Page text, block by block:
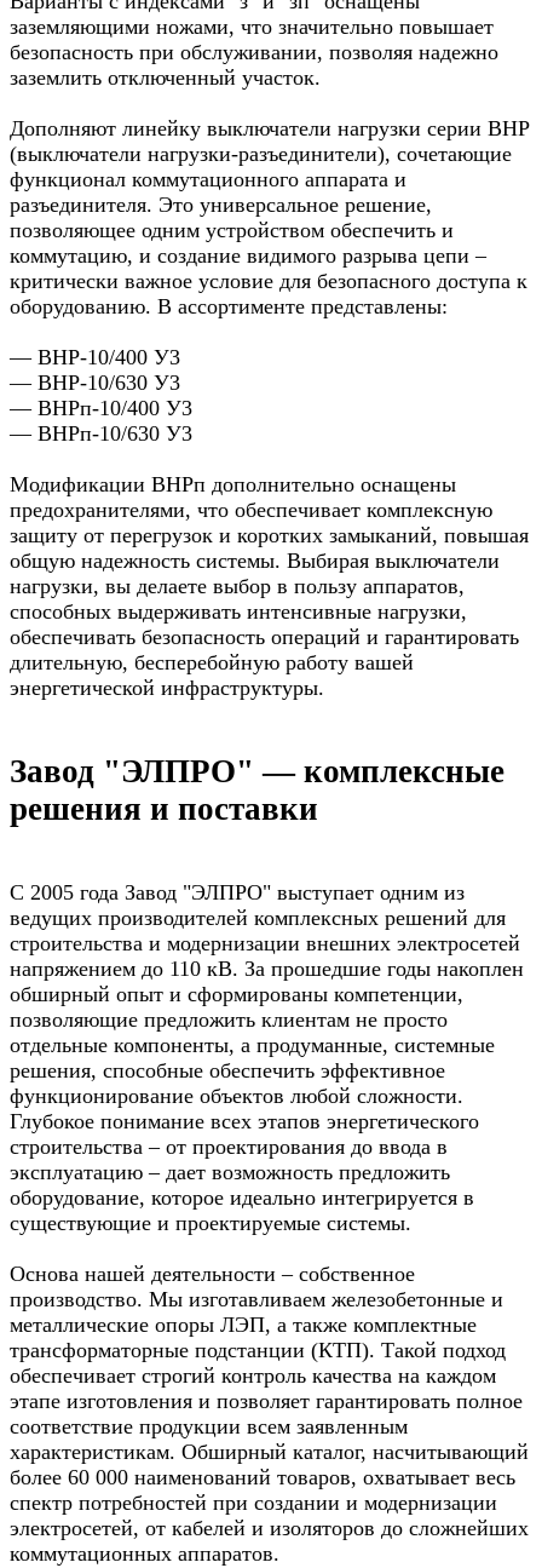
заземляющими ножами, что значительно повышает
безопасность при обслуживании, позволяя надежно
заземлить отключенный участок.
Дополняют линейку выключатели нагрузки серии ВНР
(выключатели нагрузки-разъединители), сочетающие
функционал коммутационного аппарата и
разъединителя. Это универсальное решение,
позволяющее одним устройством обеспечить и
коммутацию, и создание видимого разрыва цепи –
критически важное условие для безопасного доступа к
оборудованию. В ассортименте представлены:
— ВНР-10/400 У3
— ВНР-10/630 У3
— ВНРп-10/400 У3
— ВНРп-10/630 У3
Модификации ВНРп дополнительно оснащены
предохранителями, что обеспечивает комплексную
защиту от перегрузок и коротких замыканий, повышая
общую надежность системы. Выбирая выключатели
нагрузки, вы делаете выбор в пользу аппаратов,
способных выдерживать интенсивные нагрузки,
обеспечивать безопасность операций и гарантировать
длительную, бесперебойную работу вашей
энергетической инфраструктуры.
Завод "ЭЛПРО" — комплексные
решения и поставки
С 2005 года Завод "ЭЛПРО" выступает одним из
ведущих производителей комплексных решений для
строительства и модернизации внешних электросетей
напряжением до 110 кВ. За прошедшие годы накоплен
обширный опыт и сформированы компетенции,
позволяющие предложить клиентам не просто
отдельные компоненты, а продуманные, системные
решения, способные обеспечить эффективное
функционирование объектов любой сложности.
Глубокое понимание всех этапов энергетического
строительства – от проектирования до ввода в
эксплуатацию – дает возможность предложить
оборудование, которое идеально интегрируется в
существующие и проектируемые системы.
Основа нашей деятельности – собственное
производство. Мы изготавливаем железобетонные и
металлические опоры ЛЭП, а также комплектные
трансформаторные подстанции (КТП). Такой подход
обеспечивает строгий контроль качества на каждом
этапе изготовления и позволяет гарантировать полное
соответствие продукции всем заявленным
характеристикам. Обширный каталог, насчитывающий
более 60 000 наименований товаров, охватывает весь
спектр потребностей при создании и модернизации
электросетей, от кабелей и изоляторов до сложнейших
коммутационных аппаратов.